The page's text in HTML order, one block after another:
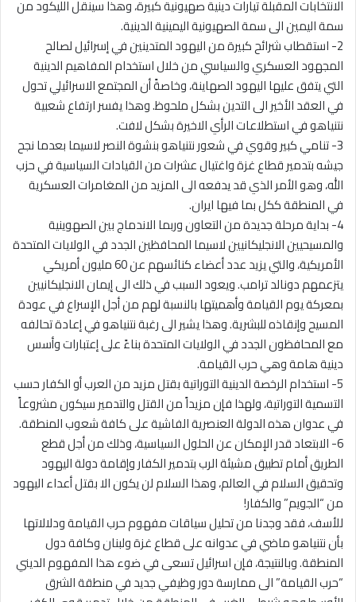
الانتخابات المقبلة تيارات دينية صهيونية كبيرة، وهذا سينقل الليكود من
سمة اليمين الى سمة الصهيونية اليمينية الدينية.
2- استقطاب شرائح كبيرة من اليهود المتدينين في إسرائيل لصالح
المجهود العسكري والسياسي من خلال استخدام المفاهيم الدينية
التي يتفق عليها اليهود الصهاينة، وخاصةً أن المجتمع الاسرائيلي تحول
في العقد الأخير الى التدين بشكل ملحوظ. وهذا يفسر ارتفاع شعبية
نتنياهو في استطلاعات الرأي الاخيرة بشكل لافت.
3- تنامي كبير وقوي في شعور نتنياهو بنشوة النصر لاسيما بعدما نجح
جيشه بتدمير قطاع غزة واغتيال عشرات من القيادات السياسية في حزب
الله، وهو الأمر الذي قد يدفعه الى المزيد من المغامرات العسكرية
في المنطقة ككل بما فيها ايران.
4- بداية مرحلة جديدة من التعاون وربما الاندماج بين الصهوينية
والمسيحيين الانجليكانيين لاسيما المحافظين الجدد في الولايات المتحدة
الأمريكية، والتي يزيد عدد أعضاء كنائسهم عن 60 مليون أمريكي
يتزعمهم دونالد ترامب. ويعود السبب في ذلك الى إيمان الانجليكانيين
بمعركة يوم القيامة وأهميتها بالنسبة لهم من أجل الإسراع في عودة
المسيح وإنقاذه للبشرية. وهذا يشير الى رغبة نتنياهو في إعادة تحالفه
مع المحافظون الجدد في الولايات المتحدة بناءً على إعتبارات وأسس
دينية هامة وهي حرب القيامة.
5- استخدام الرخصة الدينية التوراتية بقتل مزيد من العرب أو الكفار حسب
التسمية التوراتية، ولهذا فإن مزيداً من القتل والتدمير سيكون مشروعاً
في عدوان هذه الدولة العنصرية الفاشية على كافة شعوب المنطقة.
6- الابتعاد قدر الإمكان عن الحلول السياسية، وذلك من أجل قطع
الطريق أمام تطبيق مشيئة الرب بتدمير الكفار وإقامة دولة اليهود
وتحقيق السلام في العالم، وهذا السلام لن يكون الا بقتل أعداء اليهود
من “الجويم” والكفار!
للأسف، فقد وجدنا من تحليل سياقات مفهوم حرب القيامة ودلالاتها
بأن نتنياهو ماضي في عدوانه على قطاع غزة ولبنان وكافة دول
المنطقة. وبالنتيجة، فإن اسرائيل تسعى في ضوء هذا المفهوم الديني
“حرب القيامة” الى ممارسة دور وظيفي جديد في منطقة الشرق